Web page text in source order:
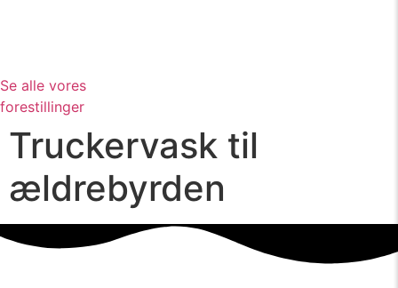
Se alle vores
forestillinger
Truckervask til
ældrebyrden